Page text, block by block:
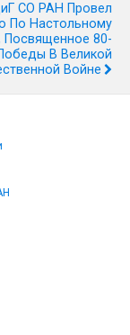
СО РАН Провел
По Настольному
Посвященное 80-
В Великой
Войне